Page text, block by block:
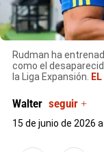
Rudman ha
como el
la Liga Expansión.
Walter seguir +
15 de junio de 2026